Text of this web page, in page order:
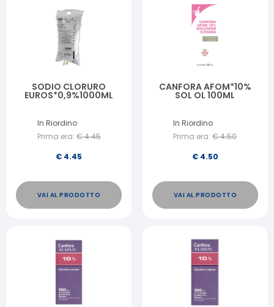
SODIO CLORURO
EUROS*0,9%1000ML
In Riordino
Prima era: €4.45
€ 4.45
VAI AL PRODOTTO
CANFORA AFOM*10%
SOL OL 100ML
In Riordino
Prima era: €4.50
€ 4.50
VAI AL PRODOTTO